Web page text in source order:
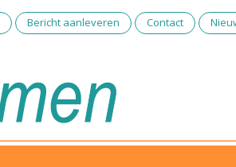
Bericht aanleveren Contact